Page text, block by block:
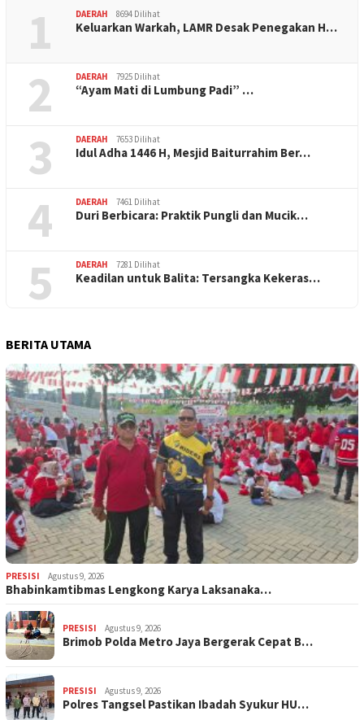
1 DAERAH 8694 Dilihat
Keluarkan Warkah, LAMR Desak Penegakan H…
2 DAERAH 7925 Dilihat
“Ayam Mati di Lumbung Padi” …
3 DAERAH 7653 Dilihat
Idul Adha 1446 H, Mesjid Baiturrahim Ber…
4 DAERAH 7461 Dilihat
Duri Berbicara: Praktik Pungli dan Mucik…
5 DAERAH 7281 Dilihat
Keadilan untuk Balita: Tersangka Kekeras…
BERITA UTAMA
PRESISI Agustus 9, 2026
Bhabinkamtibmas Lengkong Karya Laksanaka…
PRESISI Agustus 9, 2026
Brimob Polda Metro Jaya Bergerak Cepat B…
PRESISI Agustus 9, 2026
Polres Tangsel Pastikan Ibadah Syukur HU…